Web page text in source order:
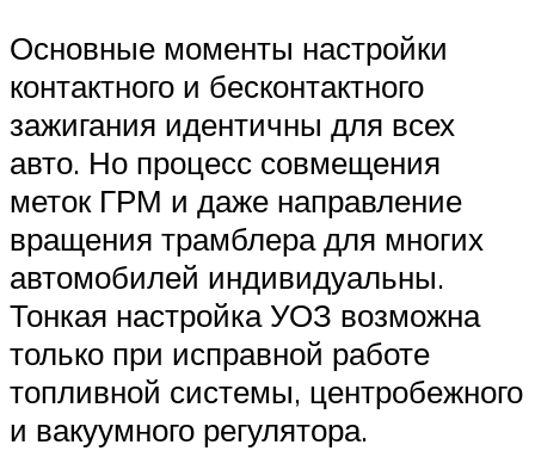
Основные моменты настройки
контактного и бесконтактного
зажигания идентичны для всех
авто. Но процесс совмещения
меток ГРМ и даже направление
вращения трамблера для многих
автомобилей индивидуальны.
Тонкая настройка УОЗ возможна
только при исправной работе
топливной системы, центробежного
и вакуумного регулятора.